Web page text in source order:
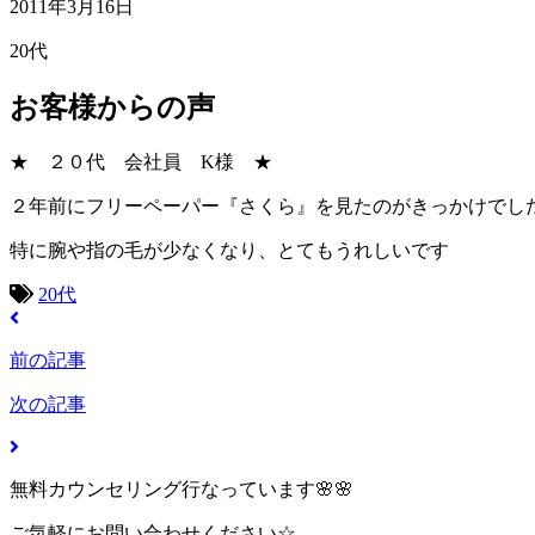
2011年3月16日
20代
お客様からの声
★ ２０代 会社員 K様 ★
２年前にフリーペーパー『さくら』を見たのがきっかけでし
特に腕や指の毛が少なくなり、とてもうれしいです
20代
前の記事
次の記事
無料カウンセリング行なっています🌸🌸